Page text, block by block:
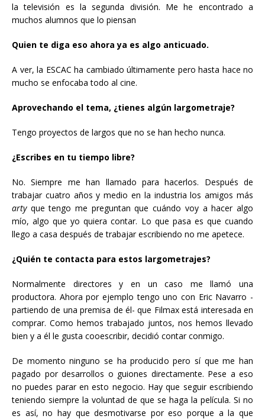
la televisión es la segunda división. Me he encontrado a
muchos alumnos que lo piensan
Quien te diga eso ahora ya es algo anticuado.
A ver, la ESCAC ha cambiado últimamente pero hasta hace no
mucho se enfocaba todo al cine.
Aprovechando el tema, ¿tienes algún largometraje?
Tengo proyectos de largos que no se han hecho nunca.
¿Escribes en tu tiempo libre?
No. Siempre me han llamado para hacerlos. Después de
trabajar cuatro años y medio en la industria los amigos más
artyque tengo me preguntan que cuándo voy a hacer algo
mío, algo que yo quiera contar. Lo que pasa es que cuando
llego a casa después de trabajar escribiendo no me apetece.
¿Quién te contacta para estos largometrajes?
Normalmente directores y en un caso me llamó una
productora. Ahora por ejemplo tengo uno con Eric Navarro -
partiendo de una premisa de él- que Filmax está interesada en
comprar. Como hemos trabajado juntos, nos hemos llevado
bien y a él le gusta cooescribir, decidió contar conmigo.
De momento ninguno se ha producido pero sí que me han
pagado por desarrollos o guiones directamente. Pese a eso
no puedes parar en esto negocio. Hay que seguir escribiendo
teniendo siempre la voluntad de que se haga la película. Si no
es así, no hay que desmotivarse por eso porque a la que